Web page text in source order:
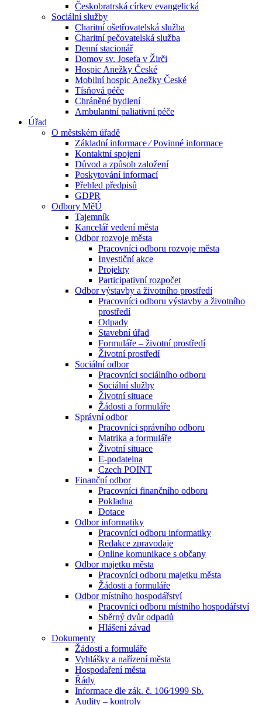
Českobratrská církev evangelická
Sociální služby
Charitní ošetřovatelská služba
Charitní pečovatelská služba
Denní stacionář
Domov sv. Josefa v Žirči
Hospic Anežky České
Mobilní hospic Anežky České
Tísňová péče
Chráněné bydlení
Ambulantní paliativní péče
Úřad
O městském úřadě
Základní informace ⁄ Povinné informace
Kontaktní spojení
Důvod a způsob založení
Poskytování informací
Přehled předpisů
GDPR
Odbory MěÚ
Tajemník
Kancelář vedení města
Odbor rozvoje města
Pracovníci odboru rozvoje města
Investiční akce
Projekty
Participativní rozpočet
Odbor výstavby a životního prostředí
Pracovníci odboru výstavby a životního
prostředí
Odpady
Stavební úřad
Formuláře – životní prostředí
Životní prostředí
Sociální odbor
Pracovníci sociálního odboru
Sociální služby
Životní situace
Žádosti a formuláře
Správní odbor
Pracovníci správního odboru
Matrika a formuláře
Životní situace
E-podatelna
Czech POINT
Finanční odbor
Pracovníci finančního odboru
Pokladna
Dotace
Odbor informatiky
Pracovníci odboru informatiky
Redakce zpravodaje
Online komunikace s občany
Odbor majetku města
Pracovníci odboru majetku města
Žádosti a formuláře
Odbor místního hospodářství
Pracovníci odboru místního hospodářství
Sběrný dvůr odpadů
Hlášení závad
Dokumenty
Žádosti a formuláře
Vyhlášky a nařízení města
Hospodaření města
Řády
Informace dle zák. č. 106⁄1999 Sb.
Audity – kontroly